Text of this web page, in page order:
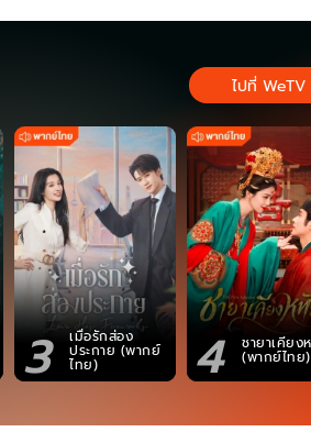
3 เมื่อรักส่อง
ประกาย (พากย์
ไทย) 4 ชายาเคียง
(พากย์ไทย)
ไปที่ WeTV